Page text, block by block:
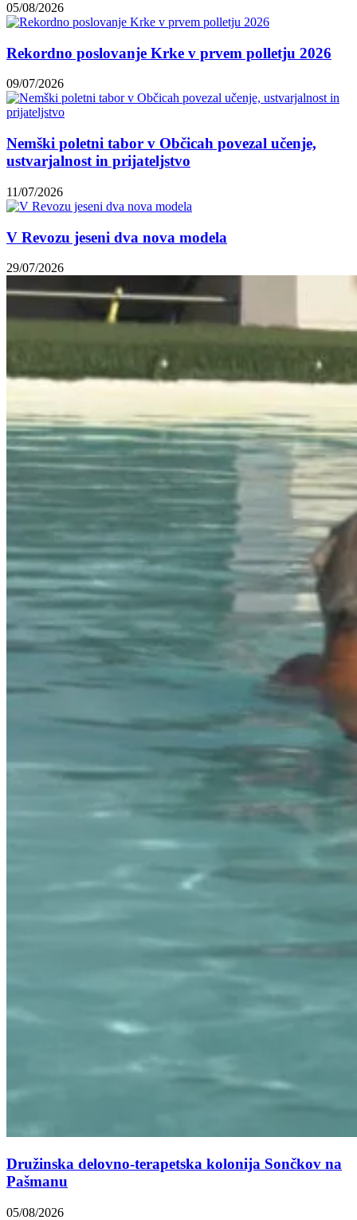
05/08/2026
Rekordno poslovanje Krke v prvem polletju 2026
09/07/2026
Nemški poletni tabor v Občicah povezal učenje,
ustvarjalnost in prijateljstvo
11/07/2026
V Revozu jeseni dva nova modela
29/07/2026
Družinska delovno-terapetska kolonija Sončkov na
Pašmanu
05/08/2026